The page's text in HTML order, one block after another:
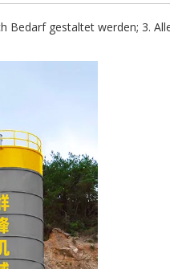
Bedarf gestaltet werden; 3.